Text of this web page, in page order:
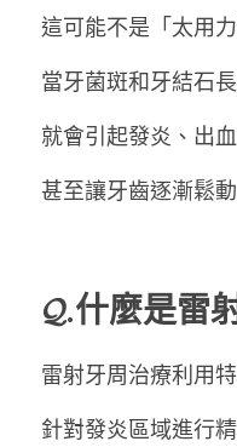
這可能不是「太用
當牙菌斑和牙結石
就會引起發炎、出血
甚至讓牙齒逐漸鬆動
𝓠.什麼是雷
雷射牙周治療利用
針對發炎區域進行